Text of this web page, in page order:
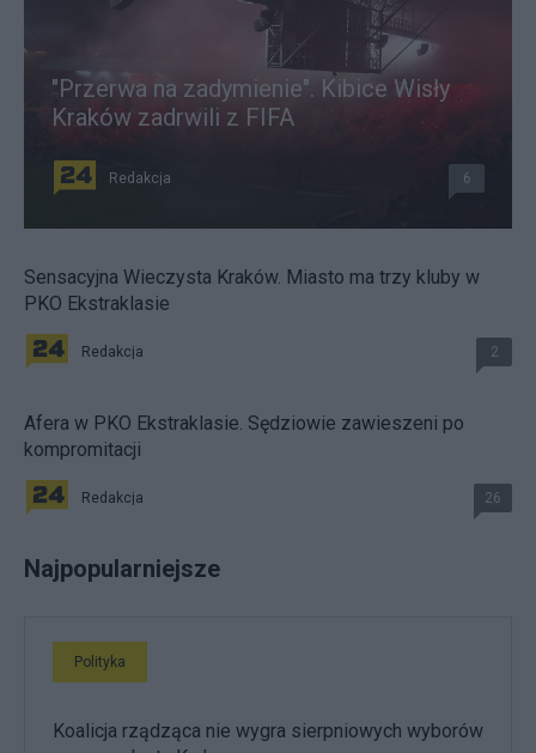
"Przerwa na zadymienie". Kibice Wisły
Kraków zadrwili z FIFA
Redakcja 6
Sensacyjna Wieczysta Kraków. Miasto ma trzy kluby w
PKO Ekstraklasie
Redakcja 2
Afera w PKO Ekstraklasie. Sędziowie zawieszeni po
kompromitacji
Redakcja 26
Najpopularniejsze
Polityka
Koalicja rządząca nie wygra sierpniowych wyborów